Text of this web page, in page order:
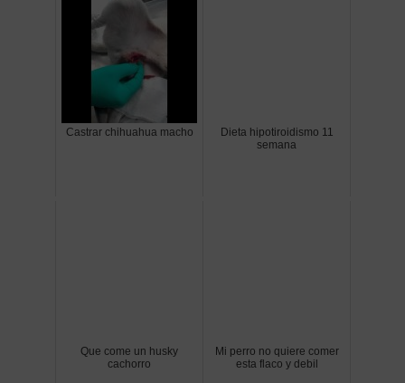
Castrar chihuahua macho
Dieta hipotiroidismo 11
semana
Que come un husky
cachorro
Mi perro no quiere comer
esta flaco y debil